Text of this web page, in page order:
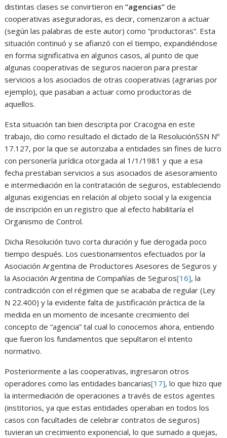
distintas clases se convirtieron en“agencias” de
cooperativas aseguradoras, es decir, comenzaron a actuar
(según las palabras de este autor) como “productoras”. Esta
situación continuó y se afianzó con el tiempo, expandiéndose
en forma significativa en algunos casos, al punto de que
algunas cooperativas de seguros nacieron para prestar
servicios a los asociados de otras cooperativas (agrarias por
ejemplo), que pasaban a actuar como productoras de
aquellos.
Esta situación tan bien descripta por Cracogna en este
trabajo, dio como resultado el dictado de la ResoluciónSSN Nº
17.127, por la que se autorizaba a entidades sin fines de lucro
con personería jurídica otorgada al 1/1/1981 y que a esa
fecha prestaban servicios a sus asociados de asesoramiento
e intermediación en la contratación de seguros, estableciendo
algunas exigencias en relación al objeto social y la exigencia
de inscripción en un registro que al efecto habilitaría el
Organismo de Control.
Dicha Resolución tuvo corta duración y fue derogada poco
tiempo después. Los cuestionamientos efectuados por la
Asociación Argentina de Productores Asesores de Seguros y
la Asociación Argentina de Compañías de Seguros[16], la
contradicción con el régimen que se acababa de regular (Ley
N 22.400) y la evidente falta de justificación práctica de la
medida en un momento de incesante crecimiento del
concepto de “agencia” tal cual lo conocemos ahora, entiendo
que fueron los fundamentos que sepultaron el intento
normativo.
Posteriormente a las cooperativas, ingresaron otros
operadores como las entidades bancarias[17], lo que hizo que
la intermediación de operaciones a través de estos agentes
(institorios, ya que estas entidades operaban en todos los
casos con facultades de celebrar contratos de seguros)
tuvieran un crecimiento exponencial, lo que sumado a quejas,